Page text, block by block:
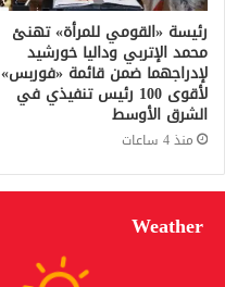
رئيسة «القومي للمرأة» تهنئ
محمد الإتربي وداليا خورشيد
لإدراجهما ضمن قائمة «فوربس»
لأقوى 100 رئيس تنفيذي في
الشرق الأوسط
منذ 4 ساعات
Weather